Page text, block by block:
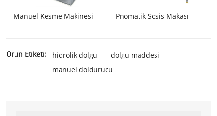
Manuel Kesme Makinesi Pnömatik Sosis Makası
Ürün Etiketi: hidrolik dolgu
dolgu maddesi
manuel doldurucu